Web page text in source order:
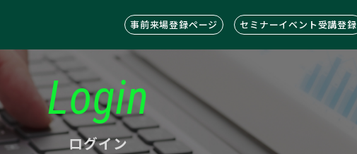
事前来場登録ページ セミナーイベント受講登録
Login
ログイン